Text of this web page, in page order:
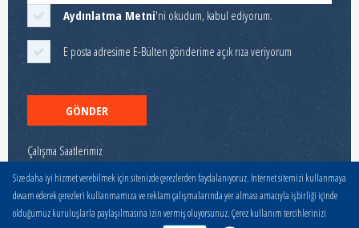
Size daha iyi hizmet verebilmek için sitenizde çerezlerden faydalanıyoruz. İnternet sitemizi kullanmaya
devam ederek çerezleri kullanmamıza ve reklam çalışmalarında yer alması amacıyla işbirliği içinde
olduğumuz kuruluşlarla paylaşılmasına izin vermiş oluyorsunuz. Çerez kullanım tercihlerinizi
Aydınlatma Metni'ni okudum, kabul ediyorum.
E posta adresime E-Bülten gönderime açık rıza veriyorum
GÖNDER
Çalışma Saatlerimiz
Hafta İçi 08:00-11:00 ve 12:00-17:00
© 2025 Stoeger Tüm Hakkı Kişisel Verilerin Korunması |Çerez Zeytin